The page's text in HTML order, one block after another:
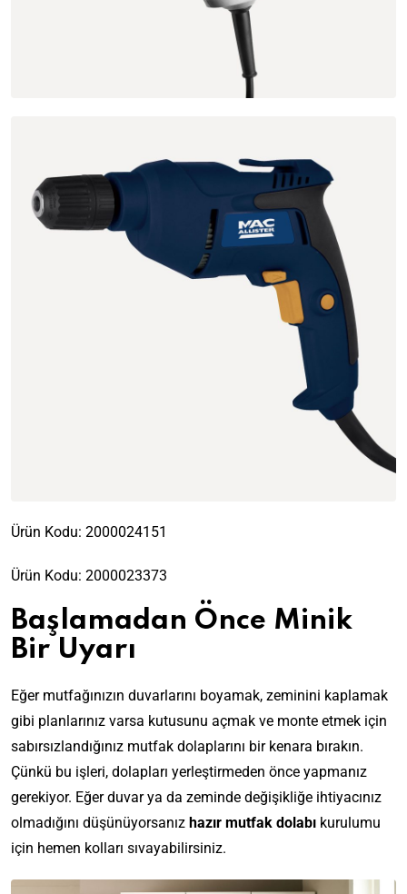
Ürün Kodu: 2000024151
Ürün Kodu: 2000023373
Başlamadan Önce Minik
Bir Uyarı
Eğer mutfağınızın duvarlarını boyamak, zeminini kaplamak
gibi planlarınız varsa kutusunu açmak ve monte etmek için
sabırsızlandığınız mutfak dolaplarını bir kenara bırakın.
Çünkü bu işleri, dolapları yerleştirmeden önce yapmanız
gerekiyor. Eğer duvar ya da zeminde değişikliğe ihtiyacınız
olmadığını düşünüyorsanız hazır mutfak dolabı kurulumu
için hemen kolları sıvayabilirsiniz.